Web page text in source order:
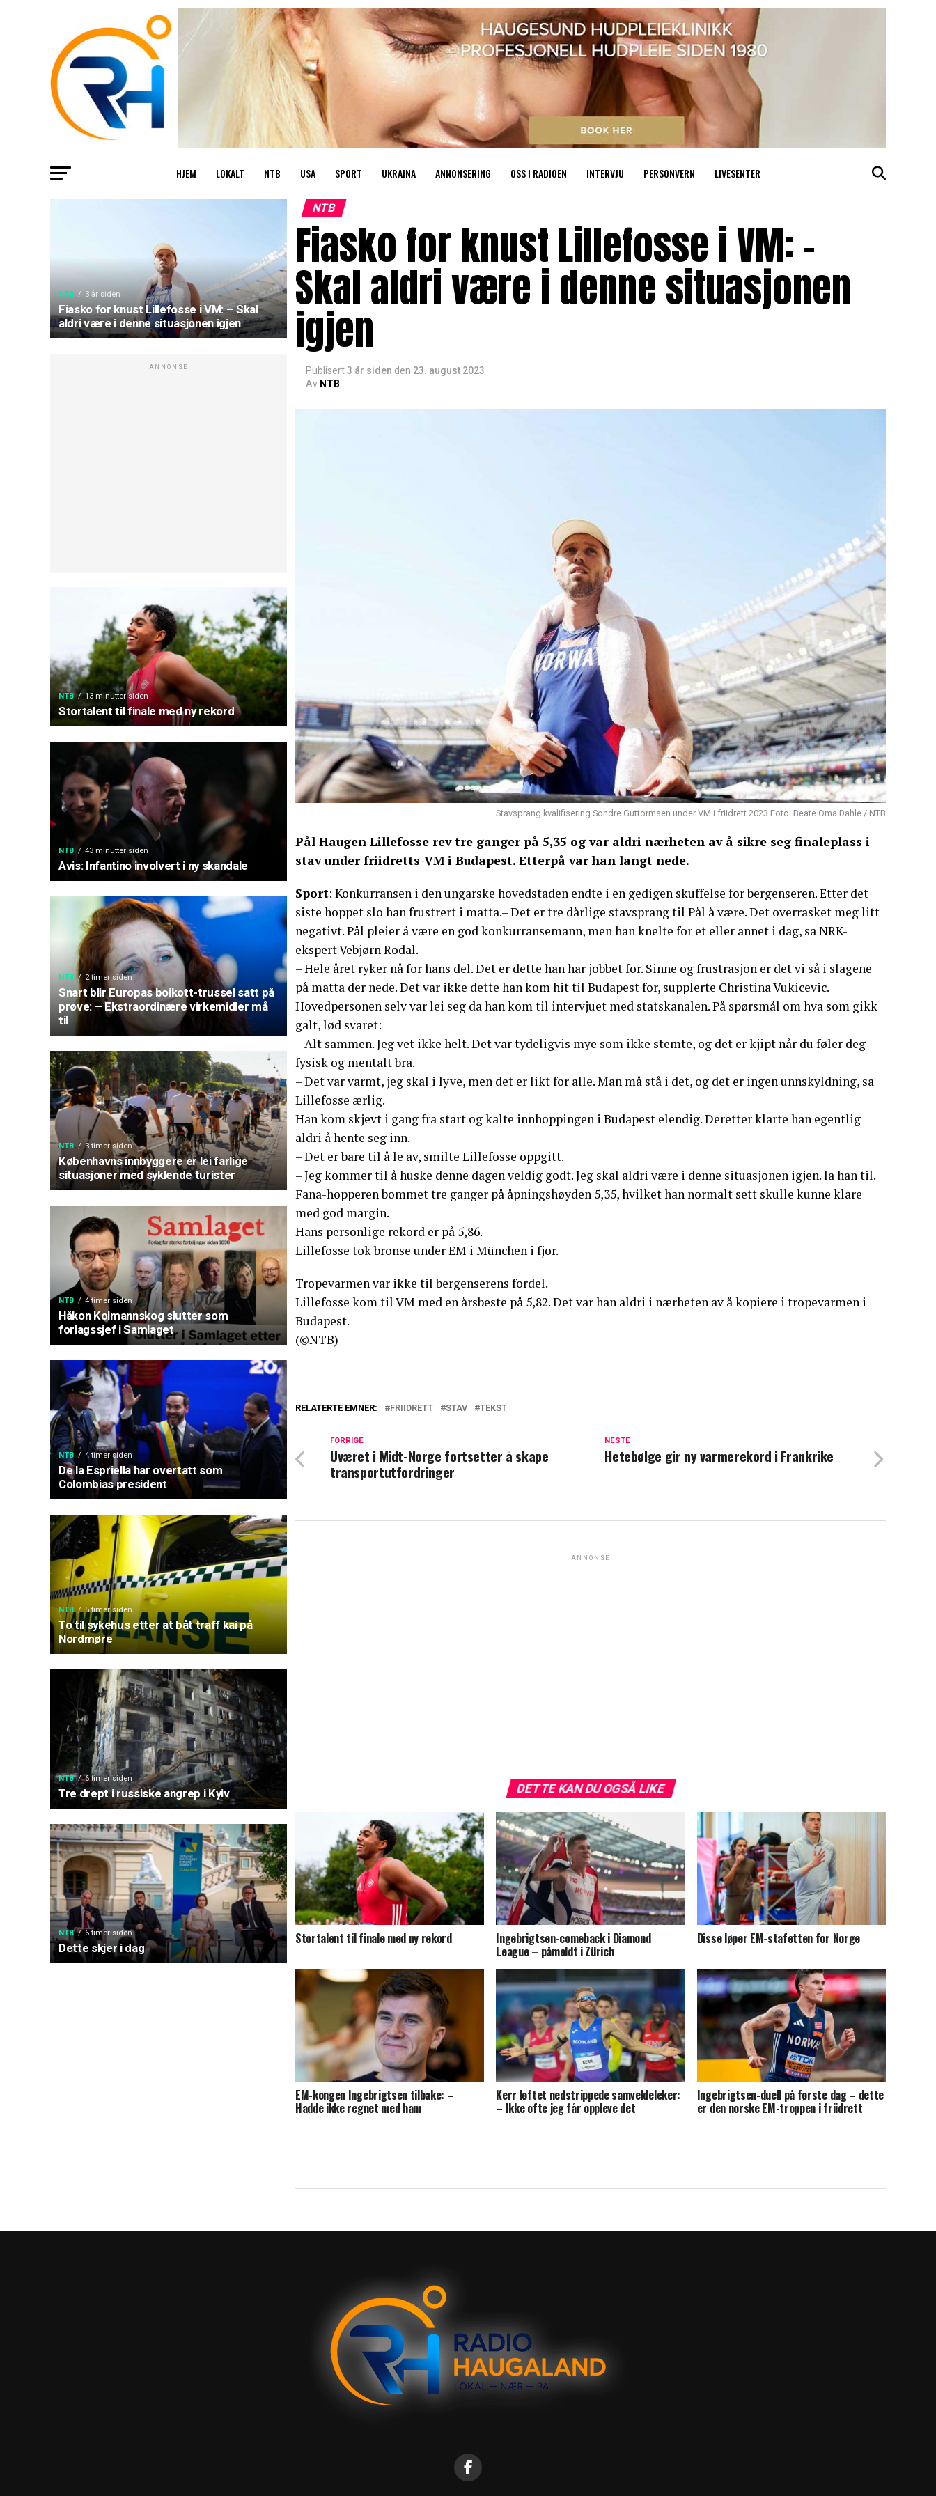
HJEM LOKALT NTB USA SPORT UKRAINA ANNONSERING OSS I RADIOEN INTERVJU PERSONVERN LIVESENTER
NTB 3 år siden
Fiasko for knust Lillefosse i VM: – Skal
aldri være i denne situasjonen igjen
ANNONSE
NTB 13 minutter siden
Stortalent til finale med ny rekord
NTB 43 minutter siden
Avis: Infantino involvert i ny skandale
NTB 2 timer siden
Snart blir Europas boikott-trussel satt på
prøve: – Ekstraordinære virkemidler må
til
NTB 3 timer siden
Københavns innbyggere er lei farlige
situasjoner med syklende turister
NTB 4 timer siden
Håkon Kolmannskog slutter som
forlagssjef i Samlaget
NTB 4 timer siden
De la Espriella har overtatt som
Colombias president
NTB 5 timer siden
To til sykehus etter at båt traff kai på
Nordmøre
NTB 6 timer siden
Tre drept i russiske angrep i Kyiv
NTB 6 timer siden
Dette skjer i dag
NTB
Fiasko for knust Lillefosse i VM: –
Skal aldri være i denne situasjonen
igjen
Publisert3 år siden den 23. august 2023
Av NTB
Stavsprang kvalifisering Sondre Guttormsen under VM i friidrett 2023.Foto: Beate Oma Dahle / NTB
Pål Haugen Lillefosse rev tre ganger på 5,35 og var aldri nærheten av å sikre seg finaleplass i
stav under friidretts-VM i Budapest. Etterpå var han langt nede.
Sport: Konkurransen i den ungarske hovedstaden endte i en gedigen skuffelse for bergenseren. Etter det
siste hoppet slo han frustrert i matta.– Det er tre dårlige stavsprang til Pål å være. Det overrasket meg litt
negativt. Pål pleier å være en god konkurransemann, men han knelte for et eller annet i dag, sa NRK-
ekspert Vebjørn Rodal.
– Hele året ryker nå for hans del. Det er dette han har jobbet for. Sinne og frustrasjon er det vi så i slagene
på matta der nede. Det var ikke dette han kom hit til Budapest for, supplerte Christina Vukicevic.
Hovedpersonen selv var lei seg da han kom til intervjuet med statskanalen. På spørsmål om hva som gikk
galt, lød svaret:
– Alt sammen. Jeg vet ikke helt. Det var tydeligvis mye som ikke stemte, og det er kjipt når du føler deg
fysisk og mentalt bra.
– Det var varmt, jeg skal i lyve, men det er likt for alle. Man må stå i det, og det er ingen unnskyldning, sa
Lillefosse ærlig.
Han kom skjevt i gang fra start og kalte innhoppingen i Budapest elendig. Deretter klarte han egentlig
aldri å hente seg inn.
– Det er bare til å le av, smilte Lillefosse oppgitt.
– Jeg kommer til å huske denne dagen veldig godt. Jeg skal aldri være i denne situasjonen igjen. la han til.
Fana-hopperen bommet tre ganger på åpningshøyden 5,35, hvilket han normalt sett skulle kunne klare
med god margin.
Hans personlige rekord er på 5,86.
Lillefosse tok bronse under EM i München i fjor.
Tropevarmen var ikke til bergenserens fordel.
Lillefosse kom til VM med en årsbeste på 5,82. Det var han aldri i nærheten av å kopiere i tropevarmen i
Budapest.
(©NTB)
RELATERTE EMNER: FRIIDRETT STAV TEKST
NESTE
Hetebølge gir ny varmerekord i Frankrike
FORRIGE
Uværet i Midt-Norge fortsetter å skape
transportutfordringer
ANNONSE
DETTE KAN DU OGSÅ LIKE
Stortalent til finale med ny rekord Ingebrigtsen-comeback i Diamond
League – påmeldt i Zürich
Disse løper EM-stafetten for Norge
EM-kongen Ingebrigtsen tilbake: –
Hadde ikke regnet med ham
Kerr løftet nedstrippede samveldeleker:
– Ikke ofte jeg får oppleve det
Ingebrigtsen-duell på første dag – dette
er den norske EM-troppen i friidrett